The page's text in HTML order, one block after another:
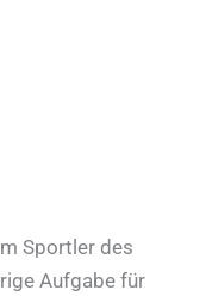
Sportler des
Aufgabe für